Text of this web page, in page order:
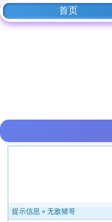
首页
提示信息 »无敌猪哥